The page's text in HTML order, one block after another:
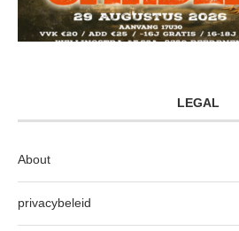
LEGAL
About
privacybeleid